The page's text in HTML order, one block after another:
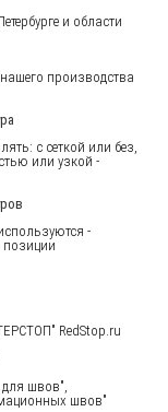
и области
производства
с сеткой или без,
или узкой -
-
позиции
RedStop.ru
швов",
швов"